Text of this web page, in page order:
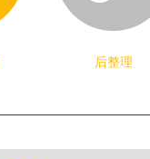
后整理